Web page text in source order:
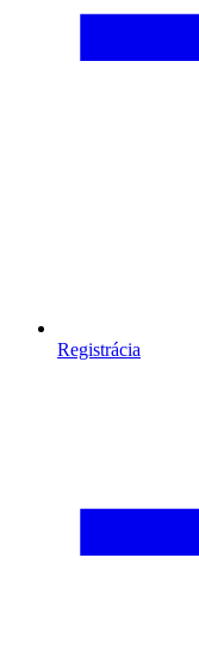
Registrácia